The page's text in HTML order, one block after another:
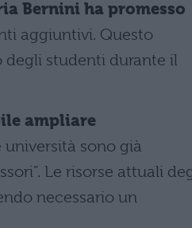
Bernini ha promesso
aggiuntivi. Questo
degli studenti durante il
ampliare
università sono già
Le risorse attuali
necessario un